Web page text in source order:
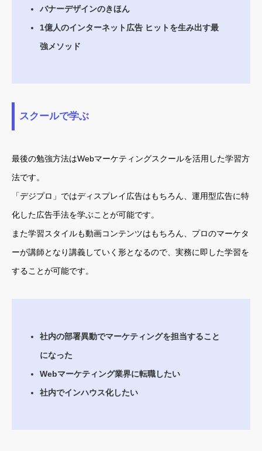
バナーデザインのきほん
1億人のインターネット広告 ヒットを生み出す最
強メソッド
スクールで学ぶ
最後の勉強方法はWebマーケティングスクールを活用した学習方
法です。
「デジプロ」ではディスプレイ広告はもちろん、運用型広告に特
化した広告手法を学ぶことが可能です。
また学習スタイルも動画コンテンツはもちろん、プロのマーケタ
ーが講師となり講義していく形となるので、実務に即した学習を
することが可能です。
社内の部署異動でマーケティングを担当すること
になった
Webマーケティング業界に転職したい
社内でインハウス化したい